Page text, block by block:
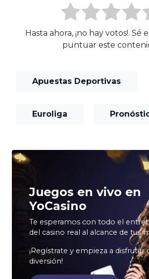
Hasta ahora, ¡no hay votos!. Sé
puntuar este
Apuestas Deportivas
Euroliga
Juegos en vivo en
YoCasino
Te esperamos con todo el
del casino real al alcance de tus
¡Regístrate y empieza a disfrutar
diversión!